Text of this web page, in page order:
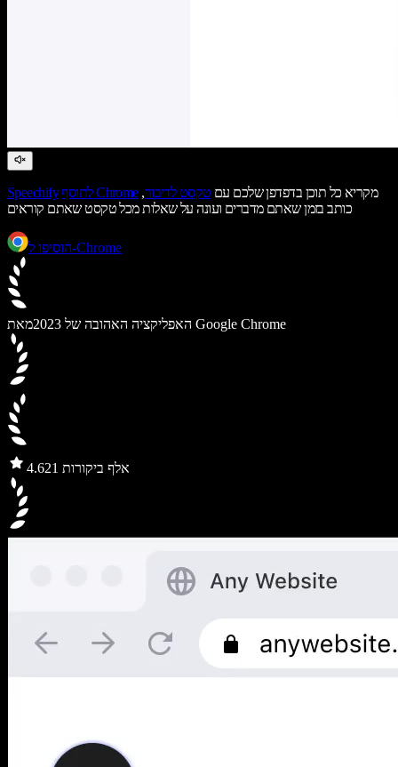
Speechify לתוסף Chrome מקריא כל תוכן בדפדפן שלכם עם טקסט לדיבור,
כותב בזמן שאתם מדברים ועונה על שאלות מכל טקסט שאתם קוראים
הוסיפו ל-Chrome
האפליקציה האהובה של 2023 מאת Google Chrome
4.6 21 אלף ביקורות